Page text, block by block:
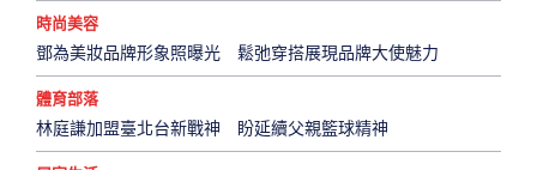
時尚美容
鄧為美妝品牌形象照曝光 鬆弛穿搭展現品牌大使魅力
體育部落
林庭謙加盟臺北台新戰神 盼延續父親籃球精神